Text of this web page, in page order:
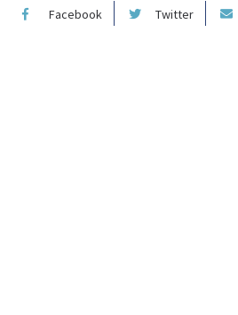
Facebook Twitter